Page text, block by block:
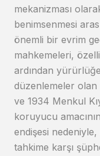
mekanizması
benimsenmesi
önemli bir evrim
mahkemeleri,
ardından
düzenlemeler olan
ve 1934 Menkul
koruyucu
endişesi nedeniyle,
tahkime karşı